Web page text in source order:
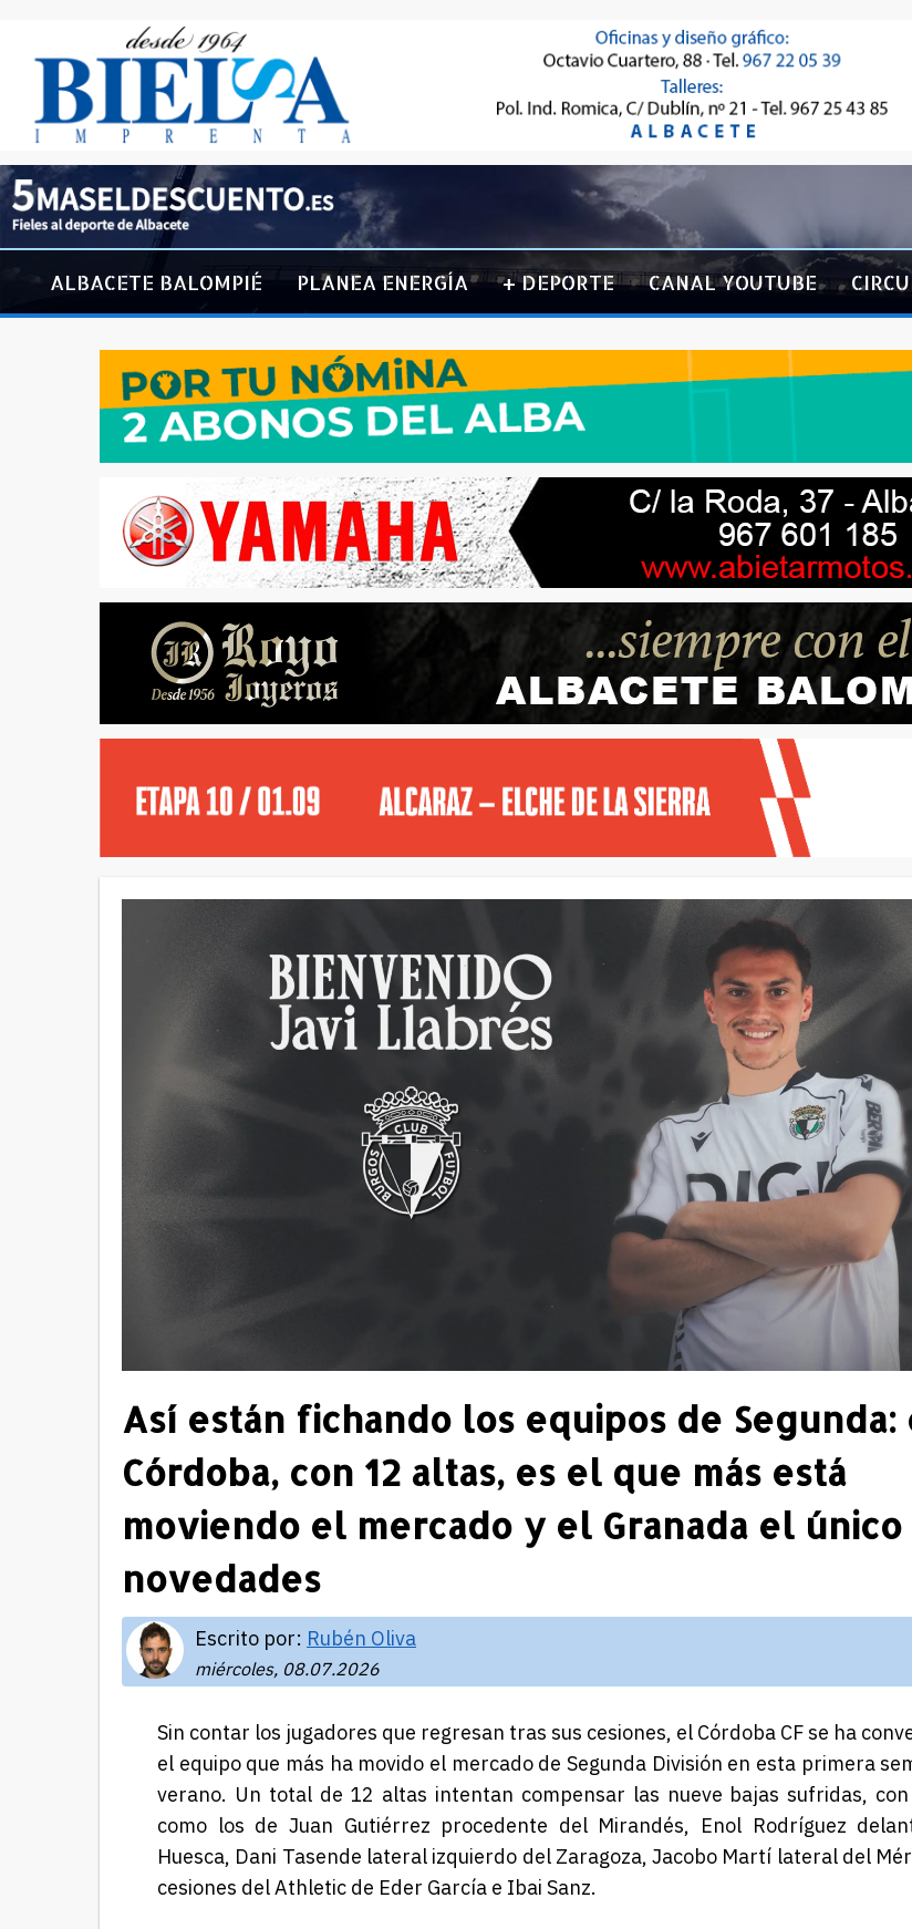
ALBACETE BALOMPIÉ PLANEA ENERGÍA + DEPORTE CANAL YOUTUBE
Así están fichando los equipos de Segunda:
Córdoba, con 12 altas, es el que más está
moviendo el mercado y el Granada el único
novedades
Escrito por: Rubén Oliva
miércoles, 08.07.2026
Sin contar los jugadores que regresan tras sus cesiones, el Córdoba CF se ha
el equipo que más ha movido el mercado de Segunda División en esta primera
verano. Un total de 12 altas intentan compensar las nueve bajas sufridas,
como los de Juan Gutiérrez procedente del Mirandés, Enol Rodríguez
Huesca, Dani Tasende lateral izquierdo del Zaragoza, Jacobo Martí lateral del
cesiones del Athletic de Eder García e Ibai Sanz.